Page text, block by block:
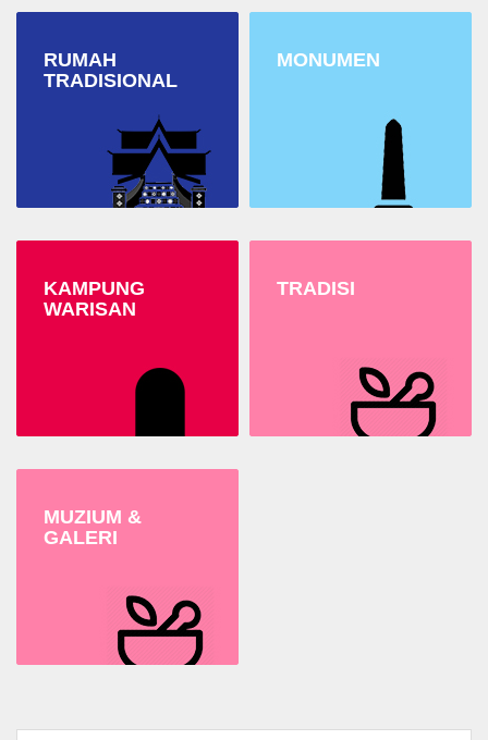
RUMAH
TRADISIONAL
MONUMEN
KAMPUNG
WARISAN
TRADISI
MUZIUM &
GALERI